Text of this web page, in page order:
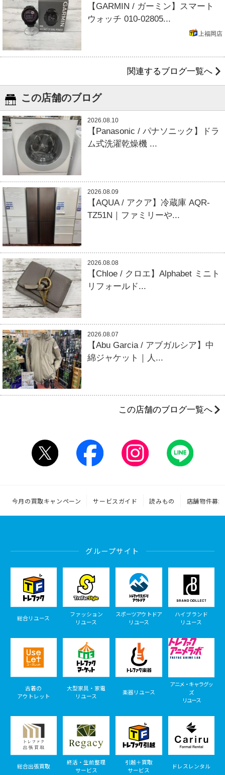
【GARMIN / ガーミン】スマート
ウォッチ 010-02805...
上福岡店
関連するブログ一覧へ
この店舗のブログ
2026.08.10
【Panasonic / パナソニック】ドラ
ム式洗濯乾燥機 ...
2026.08.09
【AQUA / アクア】冷蔵庫 AQR-
TZ51N｜ファミリーや...
2026.08.08
【Chloe / クロエ】Alphabet ミニト
リフォールド...
2026.08.07
【Abu Garcia / アブガルシア】中
綿ジャケット｜人...
この店舗のブログ一覧へ
今月の買取キャンペーン サービスガイド 読みもの 店舗物件募集
グループサイト
総合リユース
ファッション
リユース
スポーツアウトドア
リユース
ハイブランド
リユース
古着の
アウトレット
大型家具・家電
リユース
楽器リユース
アニメ・キャラグッ
ズ
リユース
総合出張買取
終活・生前整理
サービス
引越＋買取
サービス
ドレスレンタル